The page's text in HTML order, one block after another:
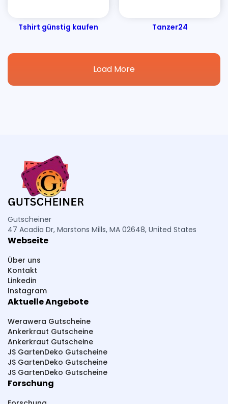
Tshirt günstig kaufen Tanzer24
Load More
Gutscheiner
47 Acadia Dr, Marstons Mills, MA 02648, United States
Webseite
Über uns
Kontakt
Linkedin
Instagram
Aktuelle Angebote
Werawera Gutscheine
Ankerkraut Gutscheine
Ankerkraut Gutscheine
JS GartenDeko Gutscheine
JS GartenDeko Gutscheine
JS GartenDeko Gutscheine
Forschung